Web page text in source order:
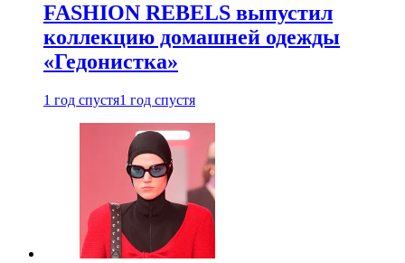
FASHION REBELS выпустил
коллекцию домашней одежды
«Гедонистка»
1 год спустя1 год спустя